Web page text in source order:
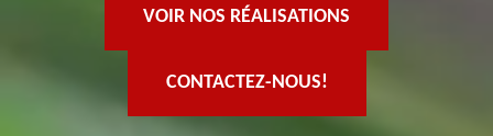
VOIR NOS RÉALISATIONS
CONTACTEZ-NOUS!